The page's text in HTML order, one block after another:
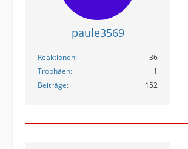
paule3569
Reaktionen
36
Trophäen
1
Beiträge
152